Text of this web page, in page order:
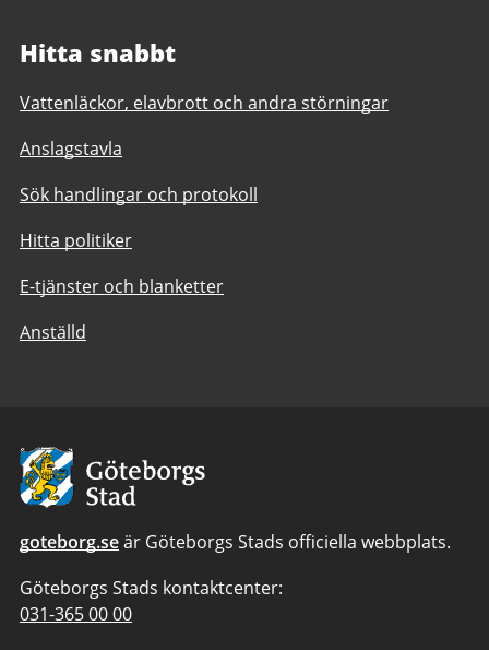
Hitta snabbt
Vattenläckor, elavbrott och andra störningar
Anslagstavla
Sök handlingar och protokoll
Hitta politiker
E-tjänster och blanketter
Anställd
Avsändare:
Göteborgs
Stad
goteborg.seär Göteborgs Stads officiella webbplats.
Göteborgs Stads kontaktcenter:
Telefonnummer
031-365 00 00